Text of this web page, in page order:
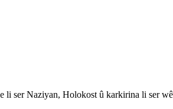
li ser Naziyan, Holokost û karkirina li ser